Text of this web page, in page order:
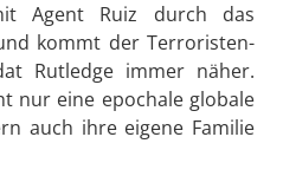
Agent Ruiz durch das
kommt der Terroristen-
Rutledge immer näher.
nur eine epochale globale
auch ihre eigene Familie